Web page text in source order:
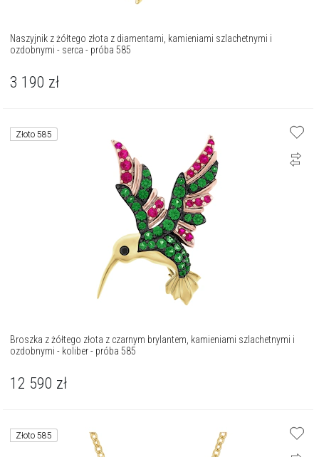
Naszyjnik z żółtego złota z diamentami, kamieniami szlachetnymi i
ozdobnymi - serca - próba 585
3 190 zł
Złoto 585
Broszka z żółtego złota z czarnym brylantem, kamieniami szlachetnymi i
ozdobnymi - koliber - próba 585
12 590 zł
Złoto 585